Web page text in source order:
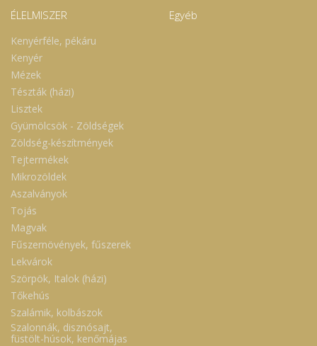
ÉLELMISZER
Kenyérféle, pékáru
Kenyér
Mézek
Tészták (házi)
Lisztek
Gyümölcsök - Zöldségek
Zöldség-készítmények
Tejtermékek
Mikrozöldek
Aszalványok
Tojás
Magvak
Fűszernövények, fűszerek
Lekvárok
Szörpök, Italok (házi)
Tőkehús
Szalámik, kolbászok
Szalonnák, disznósajt,
füstölt-húsok, kenőmájas
Egyéb